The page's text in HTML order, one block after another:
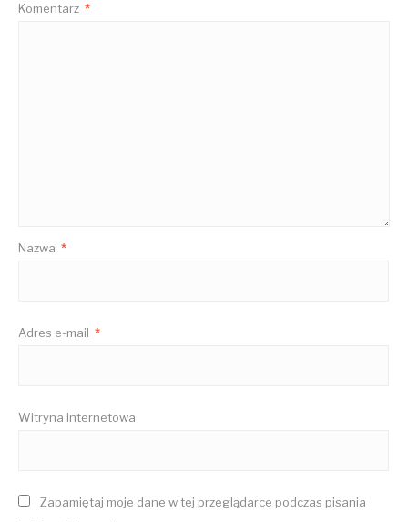
Komentarz *
Nazwa *
Adres e-mail *
Witryna internetowa
Zapamiętaj moje dane w tej przeglądarce podczas pisania